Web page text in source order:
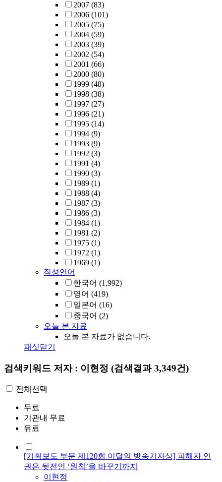
2007 (83)
2006 (101)
2005 (75)
2004 (59)
2003 (39)
2002 (54)
2001 (66)
2000 (80)
1999 (48)
1998 (38)
1997 (27)
1996 (21)
1995 (14)
1994 (9)
1993 (9)
1992 (3)
1991 (4)
1990 (3)
1989 (1)
1988 (4)
1987 (3)
1986 (3)
1984 (1)
1981 (2)
1975 (1)
1972 (1)
1969 (1)
작성언어
한국어 (1,992)
영어 (419)
일본어 (16)
중국어 (2)
오늘 본 자료
오늘 본 자료가 없습니다.
패싯닫기
검색키워드 저자 : 이현정 (검색결과 3,349건)
전체선택
무료
기관내 무료
유료
[기획보도 부문 제120회 이달의 방송기자상] 피해자 인
권은 뒷전인 ‘원칙’을 바꾸기까지
이현정